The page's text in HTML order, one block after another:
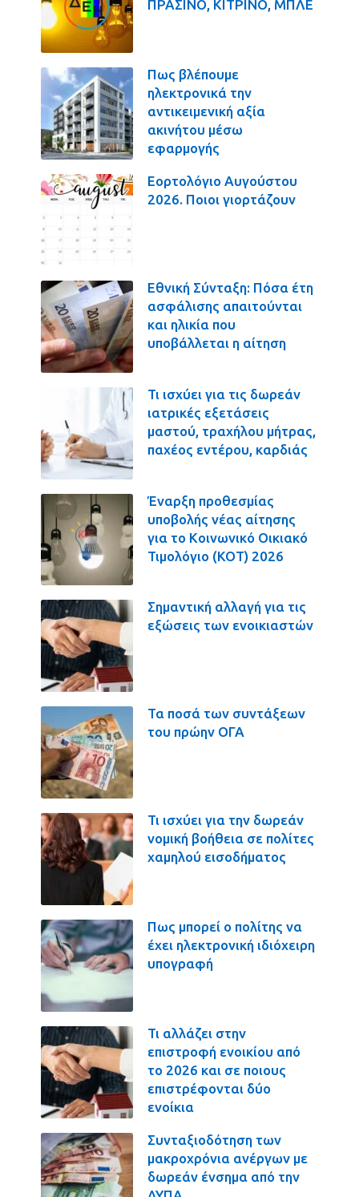
ΠΡΑΣΙΝΟ, ΚΙΤΡΙΝΟ, ΜΠΛΕ
Πως βλέπουμε
ηλεκτρονικά την
αντικειμενική αξία
ακινήτου μέσω
εφαρμογής
Εορτολόγιο Αυγούστου
2026. Ποιοι γιορτάζουν
Εθνική Σύνταξη: Πόσα έτη
ασφάλισης απαιτούνται
και ηλικία που
υποβάλλεται η αίτηση
Τι ισχύει για τις δωρεάν
ιατρικές εξετάσεις
μαστού, τραχήλου μήτρας,
παχέος εντέρου, καρδιάς
Έναρξη προθεσμίας
υποβολής νέας αίτησης
για το Κοινωνικό Οικιακό
Τιμολόγιο (ΚΟΤ) 2026
Σημαντική αλλαγή για τις
εξώσεις των ενοικιαστών
Τα ποσά των συντάξεων
του πρώην ΟΓΑ
Τι ισχύει για την δωρεάν
νομική βοήθεια σε πολίτες
χαμηλού εισοδήματος
Πως μπορεί ο πολίτης να
έχει ηλεκτρονική ιδιόχειρη
υπογραφή
Τι αλλάζει στην
επιστροφή ενοικίου από
το 2026 και σε ποιους
επιστρέφονται δύο
ενοίκια
Συνταξιοδότηση των
μακροχρόνια ανέργων με
δωρεάν ένσημα από την